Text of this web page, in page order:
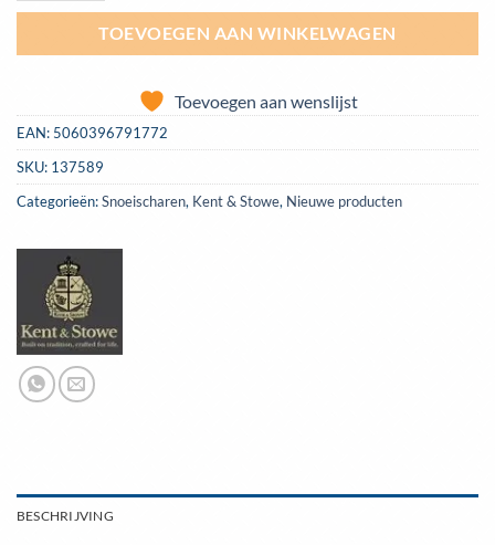
TOEVOEGEN AAN WINKELWAGEN
Toevoegen aan wenslijst
EAN: 5060396791772
SKU: 137589
Categorieën:Snoeischaren, Kent & Stowe, Nieuwe producten
BESCHRIJVING